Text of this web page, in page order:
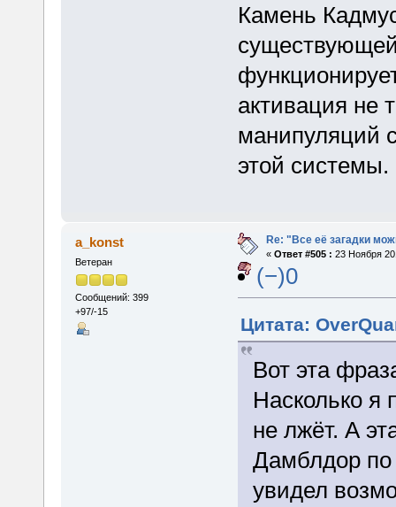
Камень
активация не
манипуляций
этой системы.
a_konst
Ветеран
Сообщений: 399
+97/-15
Re: "Все её загадки
« Ответ #505 : 23 Ноября
(−)0
Цитата:
Вот эта
Насколько я
не лжёт. А
Дамблдор по
увидел